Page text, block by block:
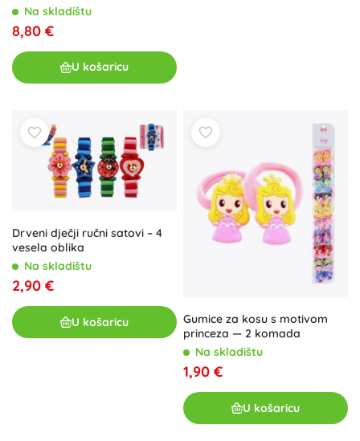
Na skladištu
8,80 €
U košaricu
Drveni dječji ručni satovi – 4
vesela oblika
Na skladištu
2,90 €
U košaricu
Gumice za kosu s motivom
princeza — 2 komada
Na skladištu
1,90 €
U košaricu